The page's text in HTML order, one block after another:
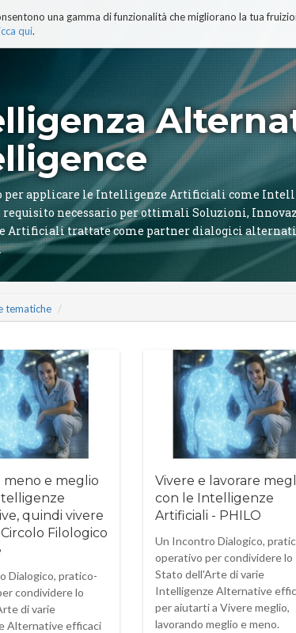
una gamma di funzionalità che migliorano la tua
qui.
per applicare le Intelligenze Artificiali come
necessario per ottimali Soluzioni,
Artificiali trattate come partner dialogici
tematiche
meno e meglio
quindi vivere
Filologico
Dialogico, pratico-
condividere lo
di varie
Alternative efficaci
Vivere e lavorare
con le Intelligenze
Artificiali - PHILO
Un Incontro Dialogico,
operativo per condividere lo
Stato dell'Arte di varie
Intelligenze Alternative
per aiutarti a Vivere meglio,
lavorando meglio e meno.